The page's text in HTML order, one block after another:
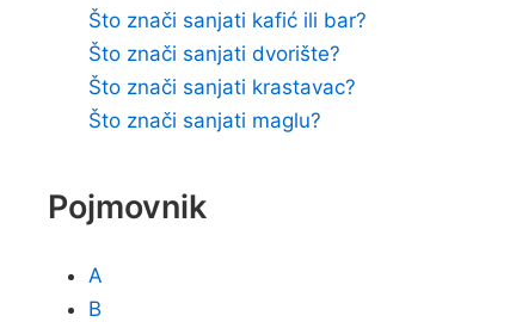
Što znači sanjati kafić ili bar?
Što znači sanjati dvorište?
Što znači sanjati krastavac?
Što znači sanjati maglu?
Pojmovnik
A
B